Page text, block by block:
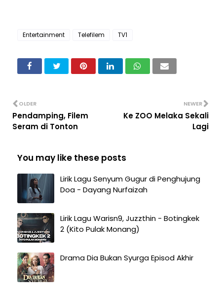
Entertainment Telefilem TV1
NEWER
Ke ZOO Melaka Sekali
Lagi
OLDER
Pendamping, Filem
Seram di Tonton
You may like these posts
Lirik Lagu Senyum Gugur di Penghujung
Doa - Dayang Nurfaizah
Lirik Lagu Warisn9, Juzzthin - Botingkek
2 (Kito Pulak Monang)
Drama Dia Bukan Syurga Episod Akhir